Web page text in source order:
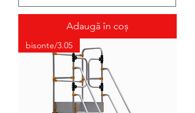
Adaugă în coș
bisonte/3.05